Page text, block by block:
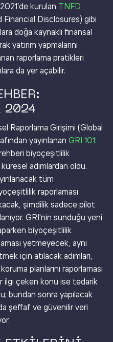
kurulan
TNFD
Disclosures) gibi
doğa kaynaklı finansal
yatırım yapmalarını
raporlama pratikleri
da yer açabilir.
2024
Raporlama Girişimi (Global
yayınlanan GRI 101:
biyoçeşitlilik
adımlardan oldu.
tüm
raporlaması
şimdilik sadece pilot
GRI'nin sunduğu yeni
biyoçeşitlilik
yetmeyecek, aynı
için atılacak adımları,
planlarını raporlaması
ilgi çeken konu ise tedarik
bundan sonra yapılacak
şeffaf ve güvenilir veri